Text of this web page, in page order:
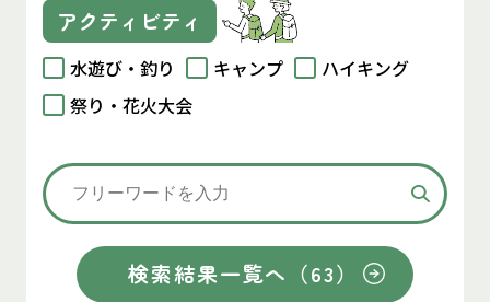
アクティビティ
水遊び・釣り キャンプ
ハイキング
祭り・花火大会